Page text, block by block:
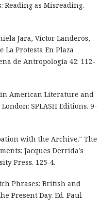
Reading as Misreading.
Jara, Víctor Landeros,
La Protesta En Plaza
de Antropología 42: 112-
American Literature and
SPLASH Editions. 9-
with the Archive." The
Jacques Derrida’s
Press. 125-4.
Phrases: British and
Present Day. Ed. Paul